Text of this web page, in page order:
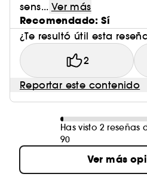
sens... Ver más
Recomendado: Sí
¿Te resultó útil esta
2
Reportar este contenido
Has visto 2
90
Ver más